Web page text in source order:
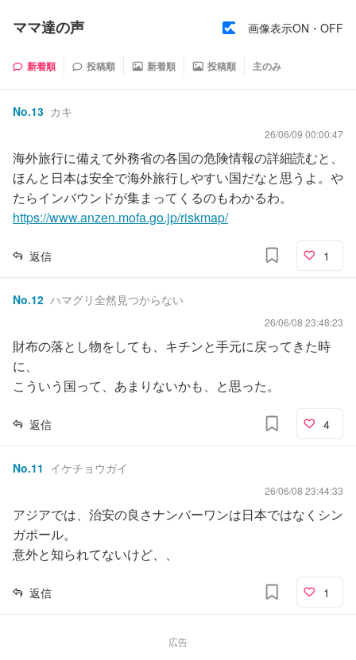
ママ達の声 画像表示ON・OFF
新着順 投稿順 新着順 投稿順 主のみ
No.13 カキ
26/06/09 00:00:47
海外旅行に備えて外務省の各国の危険情報の詳細読むと、
ほんと日本は安全で海外旅行しやすい国だなと思うよ。や
たらインバウンドが集まってくるのもわかるわ。
https://www.anzen.mofa.go.jp/riskmap/
返信 1
No.12 ハマグリ全然見つからない
26/06/08 23:48:23
財布の落とし物をしても、キチンと手元に戻ってきた時
に、
こういう国って、あまりないかも、と思った。
返信 4
No.11 イケチョウガイ
26/06/08 23:44:33
アジアでは、治安の良さナンバーワンは日本ではなくシン
ガポール。
意外と知られてないけど、、
返信 1
広告